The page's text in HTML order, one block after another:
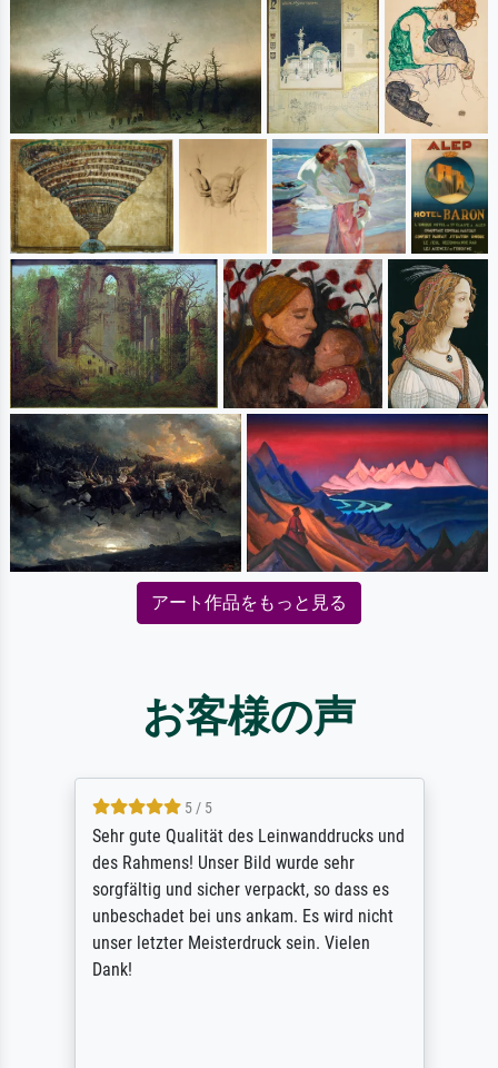
アート作品をもっと見る
お客様の声
5 / 5
Sehr gute Qualität des Leinwanddrucks und
des Rahmens! Unser Bild wurde sehr
sorgfältig und sicher verpackt, so dass es
unbeschadet bei uns ankam. Es wird nicht
unser letzter Meisterdruck sein. Vielen
Dank!